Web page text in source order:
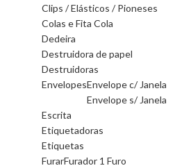
Clips / Elásticos / Pioneses
Colas e Fita Cola
Dedeira
Destruidora de papel
Destruidoras
EnvelopesEnvelope c/ Janela
Envelope s/ Janela
Escrita
Etiquetadoras
Etiquetas
FurarFurador 1 Furo